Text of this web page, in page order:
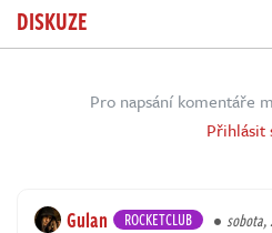
DISKUZE
Pro napsání komentáře
Přihlásit
Gulan ROCKETCLUB sobota,